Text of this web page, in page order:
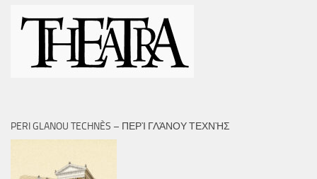
PERI GLANOU TECHNÈS – ΠΕΡῚ ΓΛΆΝΟΥ ΤΕΧΝῊΣ